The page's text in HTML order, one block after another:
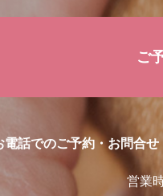
ご
電話でのご予約・お問合せ
営業